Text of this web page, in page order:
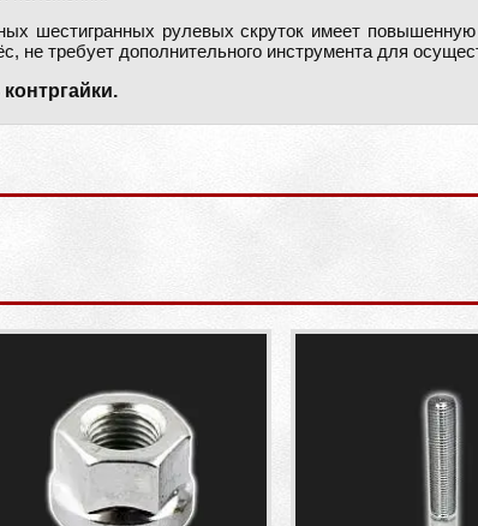
шестигранных рулевых скруток имеет
не требует дополнительного инструмента для